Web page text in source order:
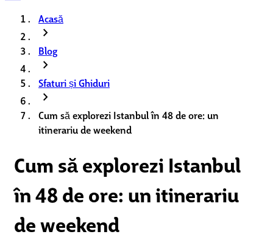
Acasă
chevron_right
Blog
chevron_right
Sfaturi și Ghiduri
chevron_right
Cum să explorezi Istanbul în 48 de ore: un
itinerariu de weekend
Cum să explorezi Istanbul
în 48 de ore: un itinerariu
de weekend